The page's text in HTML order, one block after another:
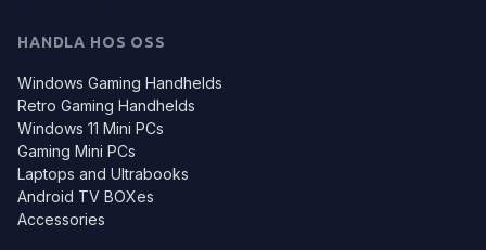
HANDLA HOS OSS
Windows Gaming Handhelds
Retro Gaming Handhelds
Windows 11 Mini PCs
Gaming Mini PCs
Laptops and Ultrabooks
Android TV BOXes
Accessories